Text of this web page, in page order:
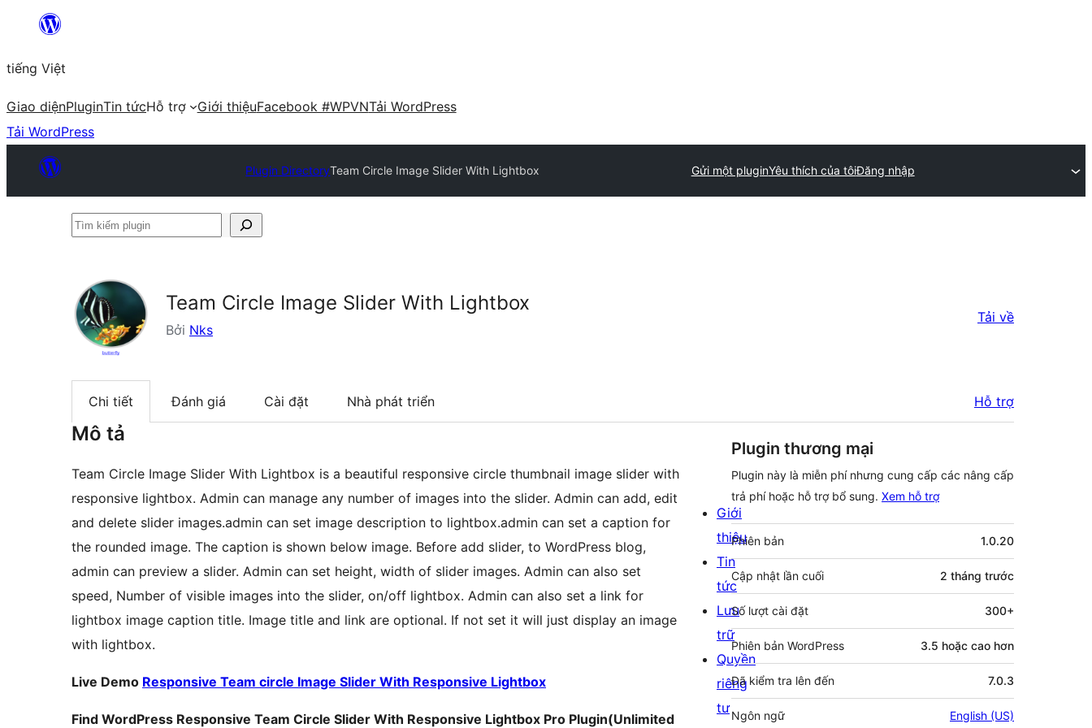
Chuyển
phần
nội
dung
tiếng Việt
Giao diệnPluginTin tứcHỗ trợ Giới thiệuFacebook #WPVNTải WordPress
Tải WordPress
Plugin DirectoryTeam Circle Image Slider With Lightbox Gửi một pluginYêu thích của tôiĐăng nhập
Tìm
Team Circle Image Slider With Lightbox
Bởi Nks
Tải về
Chi tiết Đánh giá Cài đặt Nhà phát triển Hỗ trợ
Mô tả
Team Circle Image Slider With Lightbox is a beautiful responsive circle thumbnail image slider with
responsive lightbox. Admin can manage any number of images into the slider. Admin can add, edit
and delete slider images.admin can set image description to lightbox.admin can set a caption for
the rounded image. The caption is shown below image. Before add slider, to WordPress blog,
admin can preview a slider. Admin can set height, width of slider images. Admin can also set
speed, Number of visible images into the slider, on/off lightbox. Admin can also set a link for
lightbox image caption title. Image title and link are optional. If not set it will just display an image
with lightbox.
Live Demo Responsive Team circle Image Slider With Responsive Lightbox
Find WordPress Responsive Team Circle Slider With Responsive Lightbox Pro Plugin(Unlimited
Plugin thương mại
Plugin này là miễn phí nhưng cung cấp các nâng cấp
trả phí hoặc hỗ trợ bổ sung. Xem hỗ trợ
Meta
Phiên bản 1.0.20
Cập nhật lần cuối 2 tháng trước
Số lượt cài đặt 300+
Phiên bản WordPress 3.5 hoặc cao hơn
Đã kiểm tra lên đến 7.0.3
Ngôn ngữ English (US)
Giới
thiệu
Tin
tức
Lưu
trữ
Quyền
riêng
tư